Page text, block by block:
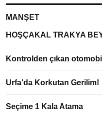
MANŞET
HOŞÇAKAL TRAKYA
Kontrolden çıkan
Urfa’da Korkutan Gerilim!
Seçime 1 Kala Atama